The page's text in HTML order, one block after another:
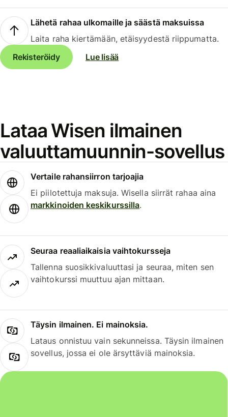
Lähetä rahaa ulkomaille ja säästä maksuissa
Laita raha kiertämään, etäisyydestä riippumatta.
Rekisteröidy
Lue lisää
Lataa Wisen ilmainen
valuuttamuunnin-sovellus
Vertaile rahansiirron tarjoajia
Ei piilotettuja maksuja. Wisella siirrät rahaa aina
markkinoiden keskikurssilla.
Seuraa reaaliaikaisia vaihtokursseja
Tallenna suosikkivaluuttasi ja seuraa, miten sen
vaihtokurssi muuttuu ajan mittaan.
Täysin ilmainen. Ei mainoksia.
Lataus onnistuu vain sekunneissa. Täysin ilmainen
sovellus, jossa ei ole ärsyttäviä mainoksia.